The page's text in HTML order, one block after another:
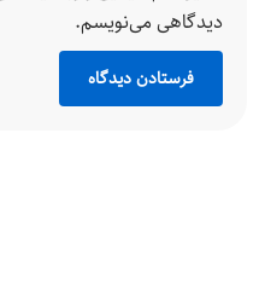
دیدگاهی می‌نویسم.